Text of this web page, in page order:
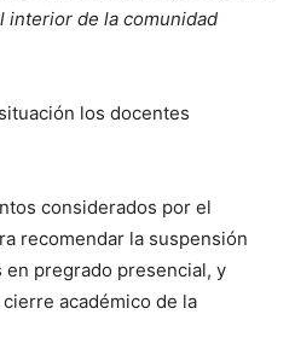
interior de la comunidad
los docentes
considerados por el
recomendar la suspensión
en pregrado presencial, y
académico de la